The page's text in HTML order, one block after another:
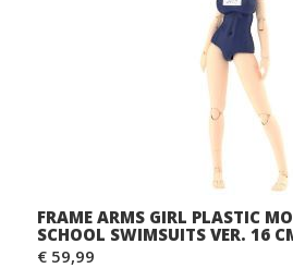
FRAME ARMS GIRL PLASTIC
SCHOOL SWIMSUITS VER. 16
€ 59,99